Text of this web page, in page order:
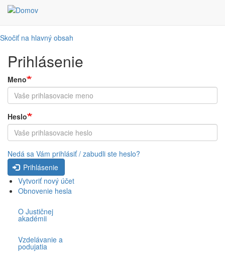
Skočiť na hlavný obsah
Prihlásenie
Meno
Heslo
Nedá sa Vám prihlásiť / zabudli ste heslo?
Prihlásenie
Vytvoriť nový účet
Obnovenie hesla
O Justičnej
akadémii
Vzdelávanie a
podujatia